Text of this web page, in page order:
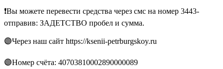
❗️Вы можете перевести средства через смс на номер 3443-
отправив: ЗАДЕТСТВО пробел и сумма.
🟣Через наш сайт https://ksenii-petrburgskoy.ru
🟣Номер счёта: 40703810002890000089